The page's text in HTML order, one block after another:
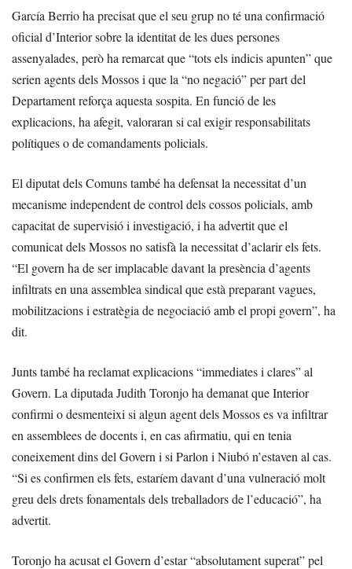
García Berrio ha precisat que el seu grup no té una confirmació
oficial d’Interior sobre la identitat de les dues persones
assenyalades, però ha remarcat que “tots els indicis apunten” que
serien agents dels Mossos i que la “no negació” per part del
Departament reforça aquesta sospita. En funció de les
explicacions, ha afegit, valoraran si cal exigir responsabilitats
polítiques o de comandaments policials.
El diputat dels Comuns també ha defensat la necessitat d’un
mecanisme independent de control dels cossos policials, amb
capacitat de supervisió i investigació, i ha advertit que el
comunicat dels Mossos no satisfà la necessitat d’aclarir els fets.
“El govern ha de ser implacable davant la presència d’agents
infiltrats en una assemblea sindical que està preparant vagues,
mobilitzacions i estratègia de negociació amb el propi govern”, ha
dit.
Junts també ha reclamat explicacions “immediates i clares” al
Govern. La diputada Judith Toronjo ha demanat que Interior
confirmi o desmenteixi si algun agent dels Mossos es va infiltrar
en assemblees de docents i, en cas afirmatiu, qui en tenia
coneixement dins del Govern i si Parlon i Niubó n’estaven al cas.
“Si es confirmen els fets, estaríem davant d’una vulneració molt
greu dels drets fonamentals dels treballadors de l’educació”, ha
advertit.
Toronjo ha acusat el Govern d’estar “absolutament superat” pel